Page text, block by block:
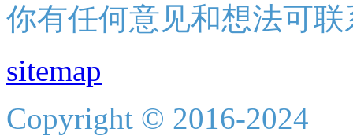
你有任何意见和想法可
sitemap
Copyright © 2016-2024